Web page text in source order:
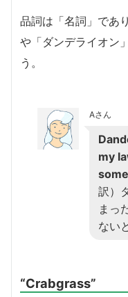
品詞は「名詞」であ
や「ダンデライオン
う。
Aさん
my
訳）
まっ
ない
“Crabgrass”